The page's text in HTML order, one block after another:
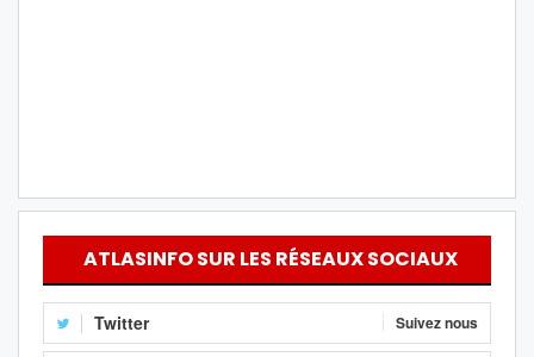
ATLASINFO SUR LES RÉSEAUX SOCIAUX
Twitter Suivez nous